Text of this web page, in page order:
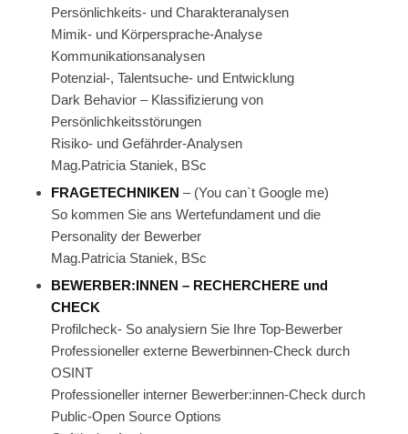
Persönlichkeits- und Charakteranalysen
Mimik- und Körpersprache-Analyse
Kommunikationsanalysen
Potenzial-, Talentsuche- und Entwicklung
Dark Behavior – Klassifizierung von
Persönlichkeitsstörungen
Risiko- und Gefährder-Analysen
Mag.Patricia Staniek, BSc
FRAGETECHNIKEN – (You can`t Google me)
So kommen Sie ans Wertefundament und die
Personality der Bewerber
Mag.Patricia Staniek, BSc
BEWERBER:INNEN – RECHERCHERE und
CHECK
Profilcheck- So analysiern Sie Ihre Top-Bewerber
Professioneller externe Bewerbinnen-Check durch
OSINT
Professioneller interner Bewerber:innen-Check durch
Public-Open Source Options